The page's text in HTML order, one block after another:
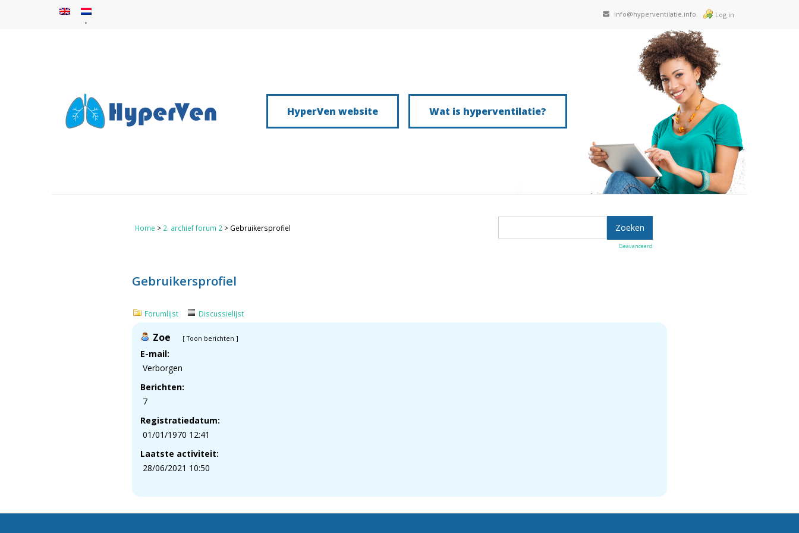
info@hyperventilatie.info Log in
HyperVen website Wat is hyperventilatie?
Home > 2. archief forum 2 > Gebruikersprofiel
Geavanceerd
Gebruikersprofiel
Forumlijst Discussielijst
Zoe [Toon berichten ]
E-mail:
Verborgen
Berichten:
7
Registratiedatum:
01/01/1970 12:41
Laatste activiteit:
28/06/2021 10:50